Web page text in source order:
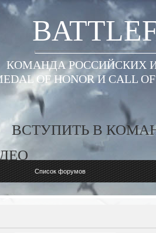
КОМАНДА РОССИЙСКИХ
OF HONOR И
ВСТУПИТЬ В
Список форумов